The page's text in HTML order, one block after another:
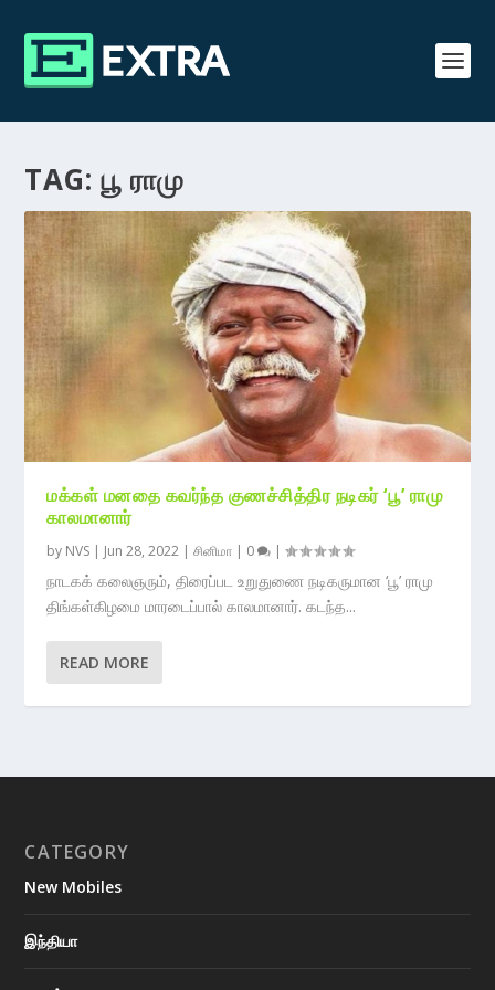
TAG: பூ ராமு
மக்கள் மனதை கவர்ந்த குணச்சித்திர நடிகர் ‘பூ’ ராமு
காலமானார்
by NVS | Jun 28, 2022 |சினிமா | 0 |
நாடகக் கலைஞரும், திரைப்பட உறுதுணை நடிகருமான ‘பூ’ ராமு
திங்கள்கிழமை மாரடைப்பால் காலமானார். கடந்த...
READ MORE
CATEGORY
New Mobiles
இந்தியா